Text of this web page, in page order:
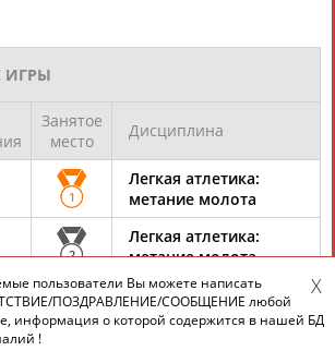
и совместной деятельностиinform@infosport.ru
ООО НАИТ «Стадион»
рассылке: 996
ИГРЫ
Занятое
место
Дисциплина
1
Легкая атлетика:
метание молота
2
Легкая атлетика:
метание молота
в данных или имеете
внесите изменения
пользователи Вы можете написать
ПОЗДРАВЛЕНИЕ/СООБЩЕНИЕ любой
информация о которой содержится в нашей БД
!